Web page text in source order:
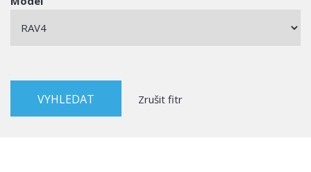
Zrušit fitr